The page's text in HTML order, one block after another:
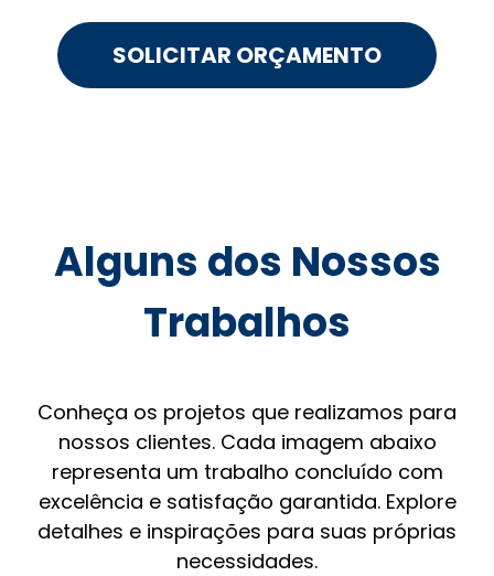
SOLICITAR ORÇAMENTO
Alguns dos Nossos
Trabalhos
Conheça os projetos que realizamos para
nossos clientes. Cada imagem abaixo
representa um trabalho concluído com
excelência e satisfação garantida. Explore
detalhes e inspirações para suas próprias
necessidades.